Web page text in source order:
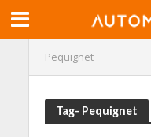
Pequignet
Tag- Pequignet